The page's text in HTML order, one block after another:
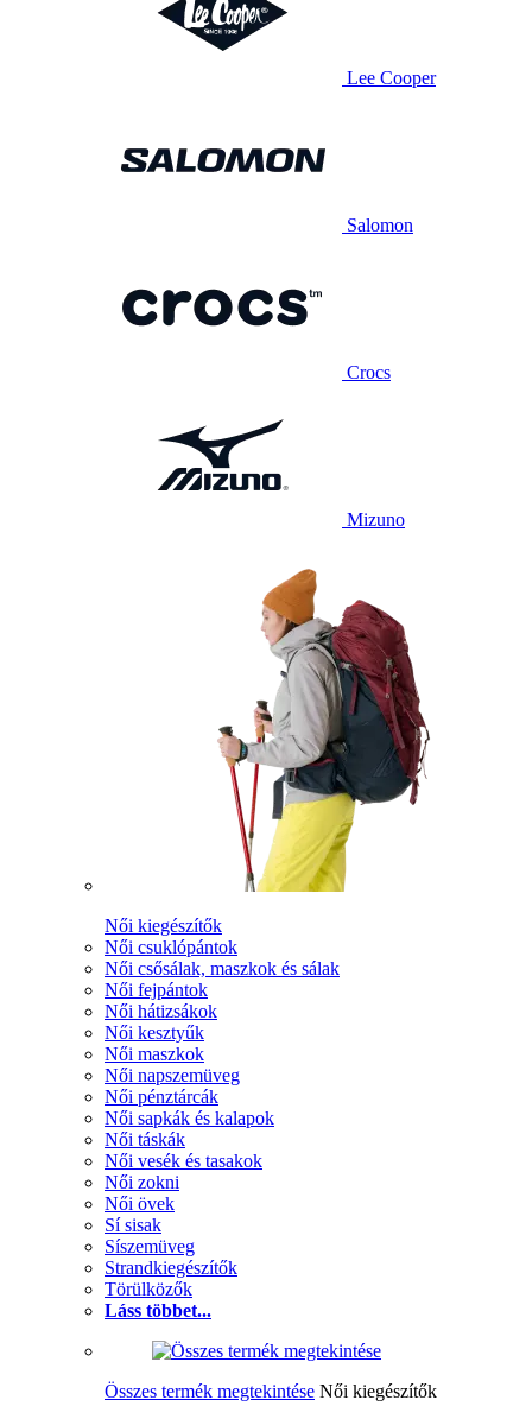
Lee Cooper
Salomon
Crocs
Mizuno
Női kiegészítők
Női csuklópántok
Női csősálak, maszkok és sálak
Női fejpántok
Női hátizsákok
Női kesztyűk
Női maszkok
Női napszemüveg
Női pénztárcák
Női sapkák és kalapok
Női táskák
Női vesék és tasakok
Női zokni
Női övek
Sí sisak
Síszemüveg
Strandkiegészítők
Törülközők
Láss többet...
Összes termék megtekintése Női kiegészítők